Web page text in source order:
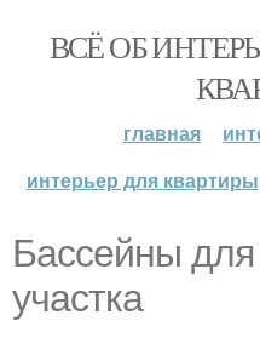
ВСЁ ОБ
главная
интерьер для квартиры
Бассейны для
участка